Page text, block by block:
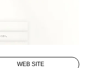
WEB SITE